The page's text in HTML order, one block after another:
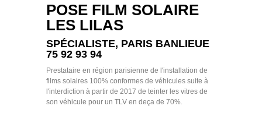
POSE FILM SOLAIRE
LES LILAS
SPÉCIALISTE, PARIS BANLIEUE
75 92 93 94
Prestataire en région parisienne de l'installation de
films solaires 100% conformes de véhicules suite à
l'interdiction à partir de 2017 de teinter les vitres de
son véhicule pour un TLV en deça de 70%.